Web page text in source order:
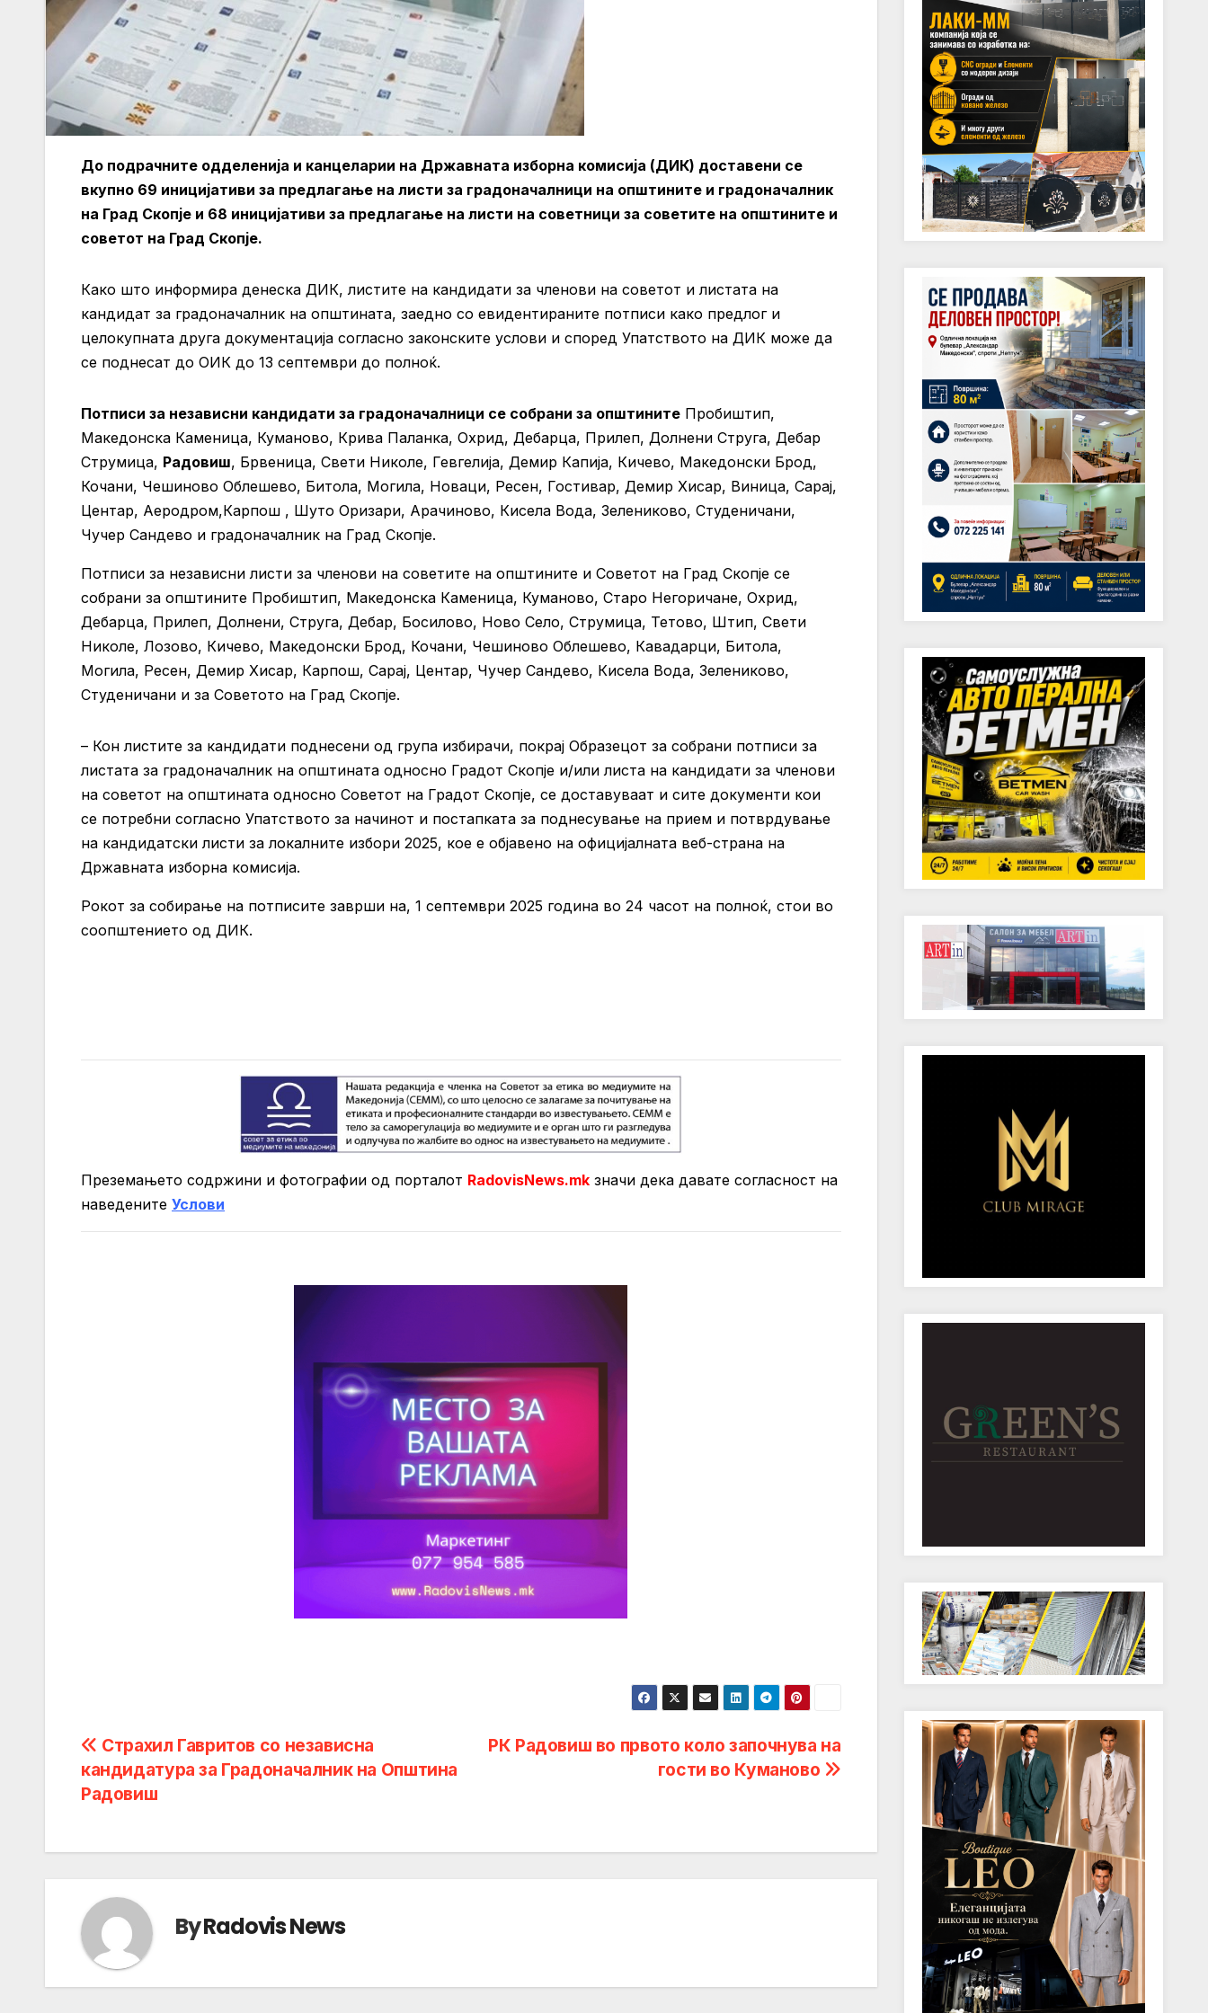
До подрачните одделенија и канцеларии на Државната изборна комисија (ДИК) доставени се
вкупно 69 иницијативи за предлагање на листи за градоначалници на општините и градоначалник
на Град Скопје и 68 иницијативи за предлагање на листи на советници за советите на општините и
советот на Град Скопје.
Како што информира денеска ДИК, листите на кандидати за членови на советот и листата на
кандидат за градоначалник на општината, заедно со евидентираните потписи како предлог и
целокупната друга документација согласно законските услови и според Упатството на ДИК може да
се поднесат до ОИК до 13 септември до полноќ.
Потписи за независни кандидати за градоначалници се собрани за општините Пробиштип,
Македонска Каменица, Куманово, Крива Паланка, Охрид, Дебарца, Прилеп, Долнени Струга, Дебар
Струмица, Радовиш, Брвеница, Свети Николе, Гевгелија, Демир Капија, Кичево, Македонски Брод,
Кочани, Чешиново Облешево, Битола, Могила, Новаци, Ресен, Гостивар, Демир Хисар, Виница, Сарај,
Центар, Аеродром,Карпош , Шуто Оризари, Арачиново, Кисела Вода, Зелениково, Студеничани,
Чучер Сандево и градоначалник на Град Скопје.
Потписи за независни листи за членови на советите на општините и Советот на Град Скопје се
собрани за општините Пробиштип, Македонска Каменица, Куманово, Старо Негоричане, Охрид,
Дебарца, Прилеп, Долнени, Струга, Дебар, Босилово, Ново Село, Струмица, Тетово, Штип, Свети
Николе, Лозово, Кичево, Македонски Брод, Кочани, Чешиново Облешево, Кавадарци, Битола,
Могила, Ресен, Демир Хисар, Карпош, Сарај, Центар, Чучер Сандево, Кисела Вода, Зелениково,
Студеничани и за Советото на Град Скопје.
– Кон листите за кандидати поднесени од група избирачи, покрај Образецот за собрани потписи за
листата за градоначалник на општината односно Градот Скопје и/или листа на кандидати за членови
на советот на општината односно Советот на Градот Скопје, се доставуваат и сите документи кои
се потребни согласно Упатството за начинот и постапката за поднесување на прием и потврдување
на кандидатски листи за локалните избори 2025, кое е објавено на официјалната веб-страна на
Државната изборна комисија.
Рокот за собирање на потписите заврши на, 1 септември 2025 година во 24 часот на полноќ, стои во
соопштението од ДИК.
Преземањето содржини и фотографии од порталот RadovisNews.mk значи дека давате согласност на
нaведените Услови
Post
navigation
РК Радовиш во првото коло започнува на
гости во Куманово
Страхил Гавритов со независна
кандидатура за Градоначалник на Општина
Радовиш
ByRadovis News